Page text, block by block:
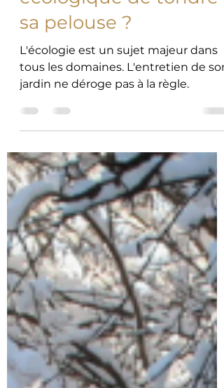
Les robots tondeuses,
une manière
écologique de tondre
sa pelouse ?
L'écologie est un sujet majeur dans
tous les domaines. L'entretien de son